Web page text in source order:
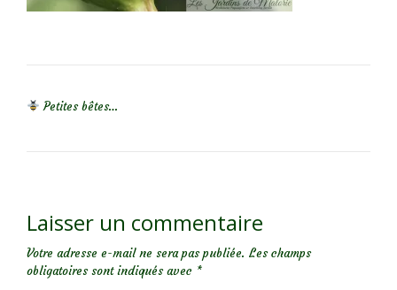
Petites bêtes…
Laisser un commentaire
Votre adresse e-mail ne sera pas publiée. Les champs
obligatoires sont indiqués avec *